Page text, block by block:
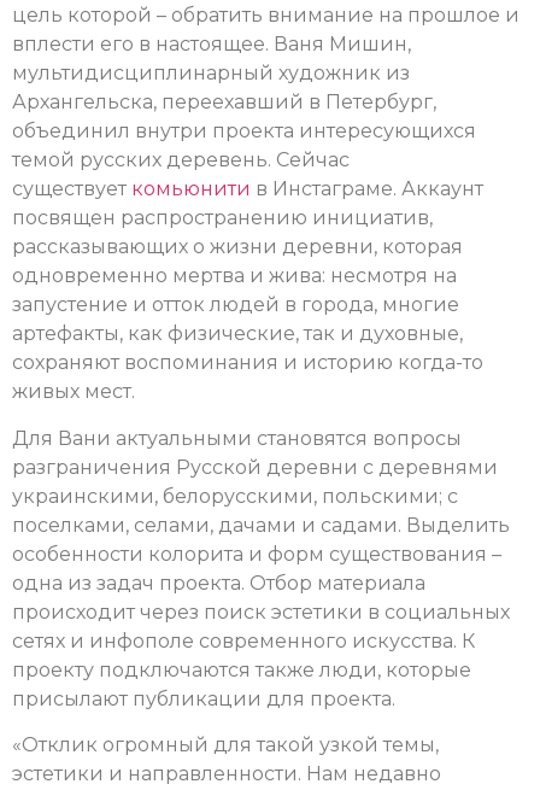
цель которой – обратить внимание на прошлое и
вплести его в настоящее. Ваня Мишин,
мультидисциплинарный художник из
Архангельска, переехавший в Петербург,
объединил внутри проекта интересующихся
темой русских деревень. Сейчас
существует комьюнити в Инстаграме. Аккаунт
посвящен распространению инициатив,
рассказывающих о жизни деревни, которая
одновременно мертва и жива: несмотря на
запустение и отток людей в города, многие
артефакты, как физические, так и духовные,
сохраняют воспоминания и историю когда-то
живых мест.
Для Вани актуальными становятся вопросы
разграничения Русской деревни с деревнями
украинскими, белорусскими, польскими; с
поселками, селами, дачами и садами. Выделить
особенности колорита и форм существования –
одна из задач проекта. Отбор материала
происходит через поиск эстетики в социальных
сетях и инфополе современного искусства. К
проекту подключаются также люди, которые
присылают публикации для проекта.
«Отклик огромный для такой узкой темы,
эстетики и направленности. Нам недавно